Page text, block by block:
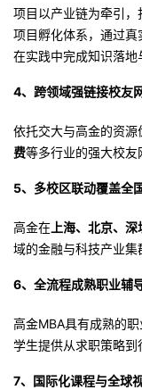
项目以产业链为牵引
项目孵化体系，通过
在实践中完成知识落地
4、跨领域强链接校友
依托交大与高金的资
费等多行业的强大校
5、多校区联动覆盖全
高金在 上海、北京、
域的金融与科技产业
6、全流程成熟职业辅
高金MBA具有成熟的
学生提供从求职策略
7、 国际化课程与全球